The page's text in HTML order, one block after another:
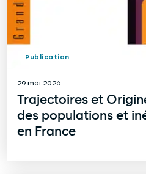
29 mai 2026
Trajectoires et
des populations et
en France
Publication